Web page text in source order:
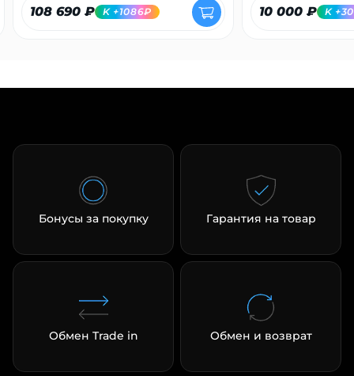
108 690 ₽ K +1086₽ 10 000 ₽ K
Бонусы за покупку Гарантия на товар
Обмен Trade in Обмен и возврат